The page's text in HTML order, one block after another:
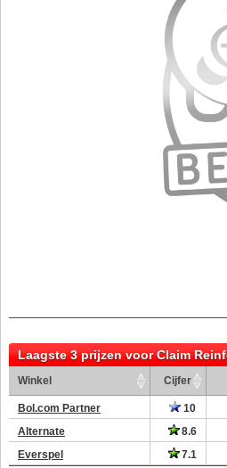
Laagste 3 prijzen voor Claim
Winkel Cijfer
Bol.com Partner 10
Alternate
8.6
Everspel
7.1